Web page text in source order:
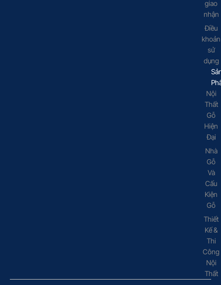
giao
nhận
Điều
khoản
sử
dụng
Nội
Thất
Gỗ
Hiện
Đại
Nhà
Gỗ
Và
Cấu
Kiện
Gỗ
Thiết
Kế &
Thi
Công
Nội
Thất